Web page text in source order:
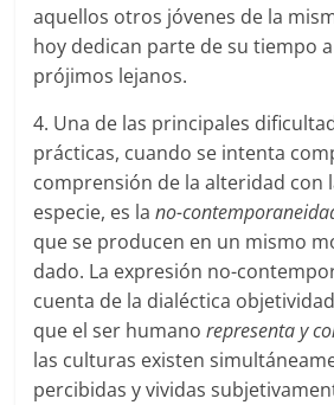
aquellos otros jóvenes de la
hoy dedican parte de su tiempo
prójimos lejanos.
4. Una de las principales
prácticas, cuando se intenta
comprensión de la alteridad con
especie, es lano-
que se producen en un mismo
dado. La expresión no-
cuenta de la dialéctica
que el ser humanorepresenta y
las culturas existen
percibidas y vividas